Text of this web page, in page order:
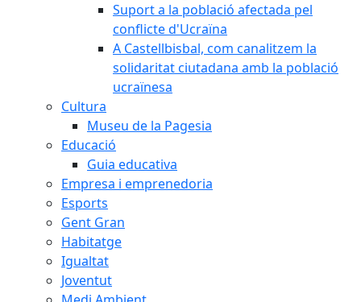
Suport a la població afectada pel
conflicte d'Ucraïna
A Castellbisbal, com canalitzem la
solidaritat ciutadana amb la població
ucraïnesa
Cultura
Museu de la Pagesia
Educació
Guia educativa
Empresa i emprenedoria
Esports
Gent Gran
Habitatge
Igualtat
Joventut